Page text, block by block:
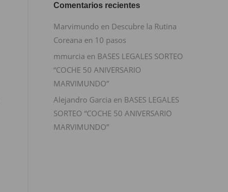
Comentarios recientes
Marvimundo en Descubre la Rutina
Coreana en 10 pasos
mmurcia en BASES LEGALES SORTEO
“COCHE 50 ANIVERSARIO
MARVIMUNDO”
Alejandro Garcia en BASES LEGALES
SORTEO “COCHE 50 ANIVERSARIO
MARVIMUNDO”